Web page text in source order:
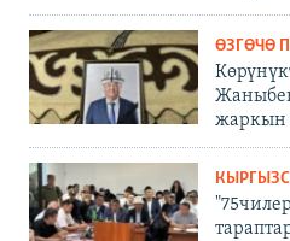
ӨЗГӨЧӨ
жаркын